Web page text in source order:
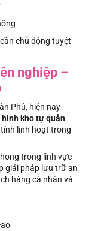
chủ động tuyệt
nghiệp –
Phú, hiện nay
hình kho tự quản
linh hoạt trong
trong lĩnh vực
giải pháp lưu trữ an
hàng cá nhân và